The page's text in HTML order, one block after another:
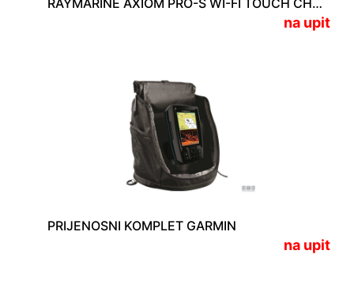
RAYMARINE AXIOM PRO-S WI-FI TOUCH CHARTPLOTTER / FISHFINDER
na upit
PRIJENOSNI KOMPLET GARMIN
na upit